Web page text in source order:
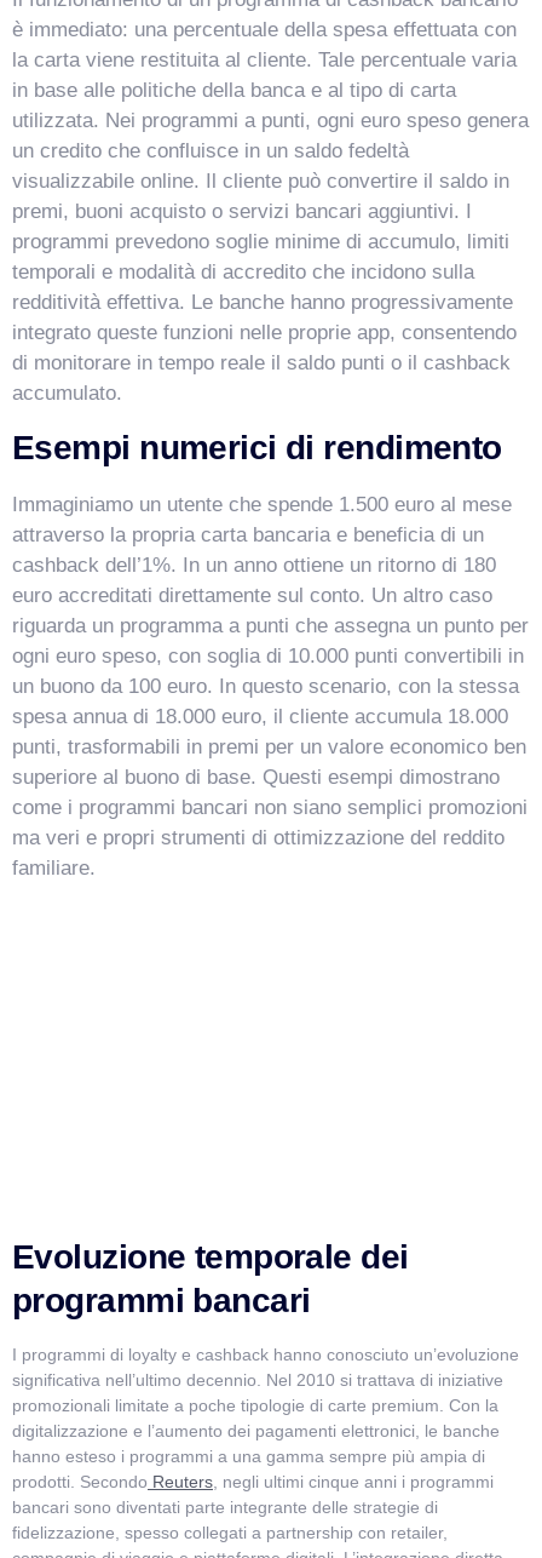
è immediato: una percentuale della spesa effettuata con
la carta viene restituita al cliente. Tale percentuale varia
in base alle politiche della banca e al tipo di carta
utilizzata. Nei programmi a punti, ogni euro speso genera
un credito che confluisce in un saldo fedeltà
visualizzabile online. Il cliente può convertire il saldo in
premi, buoni acquisto o servizi bancari aggiuntivi. I
programmi prevedono soglie minime di accumulo, limiti
temporali e modalità di accredito che incidono sulla
redditività effettiva. Le banche hanno progressivamente
integrato queste funzioni nelle proprie app, consentendo
di monitorare in tempo reale il saldo punti o il cashback
accumulato.
Esempi numerici di rendimento
Immaginiamo un utente che spende 1.500 euro al mese
attraverso la propria carta bancaria e beneficia di un
cashback dell’1%. In un anno ottiene un ritorno di 180
euro accreditati direttamente sul conto. Un altro caso
riguarda un programma a punti che assegna un punto per
ogni euro speso, con soglia di 10.000 punti convertibili in
un buono da 100 euro. In questo scenario, con la stessa
spesa annua di 18.000 euro, il cliente accumula 18.000
punti, trasformabili in premi per un valore economico ben
superiore al buono di base. Questi esempi dimostrano
come i programmi bancari non siano semplici promozioni
ma veri e propri strumenti di ottimizzazione del reddito
familiare.
Evoluzione temporale dei
programmi bancari
I programmi di loyalty e cashback hanno conosciuto un’evoluzione
significativa nell’ultimo decennio. Nel 2010 si trattava di iniziative
promozionali limitate a poche tipologie di carte premium. Con la
digitalizzazione e l’aumento dei pagamenti elettronici, le banche
hanno esteso i programmi a una gamma sempre più ampia di
prodotti. Secondo Reuters , negli ultimi cinque anni i programmi
bancari sono diventati parte integrante delle strategie di
fidelizzazione, spesso collegati a partnership con retailer,